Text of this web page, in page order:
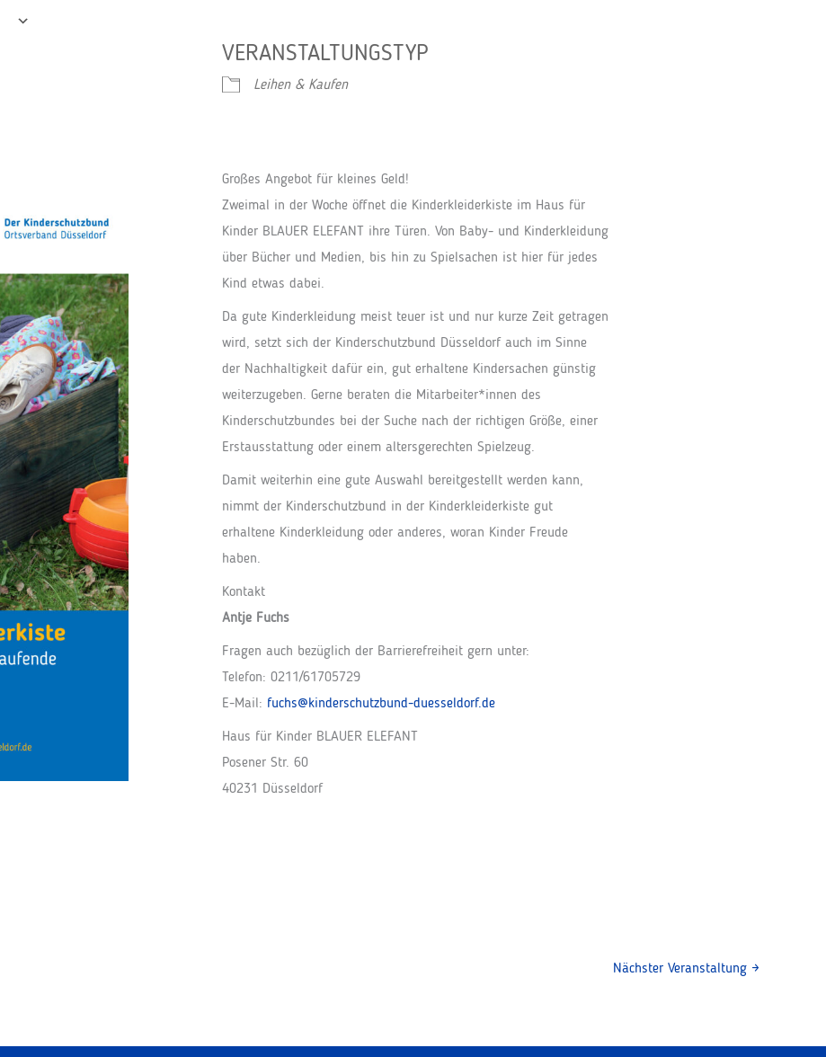
iCalendar
VERANSTALTUNGSTYP
Leihen & Kaufen
Großes Angebot für kleines Geld!
Zweimal in der Woche öffnet die Kinderkleiderkiste im Haus für
Kinder BLAUER ELEFANT ihre Türen. Von Baby- und Kinderkleidung
über Bücher und Medien, bis hin zu Spielsachen ist hier für jedes
Kind etwas dabei.
Da gute Kinderkleidung meist teuer ist und nur kurze Zeit getragen
wird, setzt sich der Kinderschutzbund Düsseldorf auch im Sinne
der Nachhaltigkeit dafür ein, gut erhaltene Kindersachen günstig
weiterzugeben. Gerne beraten die Mitarbeiter*innen des
Kinderschutzbundes bei der Suche nach der richtigen Größe, einer
Erstausstattung oder einem altersgerechten Spielzeug.
Damit weiterhin eine gute Auswahl bereitgestellt werden kann,
nimmt der Kinderschutzbund in der Kinderkleiderkiste gut
erhaltene Kinderkleidung oder anderes, woran Kinder Freude
haben.
Kontakt
Antje Fuchs
Fragen auch bezüglich der Barrierefreiheit gern unter:
Telefon: 0211/61705729
E-Mail: fuchs@kinderschutzbund-duesseldorf.de
Haus für Kinder BLAUER ELEFANT
Posener Str. 60
40231 Düsseldorf
Nächster Veranstaltung →